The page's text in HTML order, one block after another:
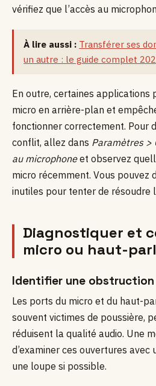
vérifiez que l’accès au
À lire aussi : Transférer ses
un autre : le guide complet
En outre, certaines applications
micro en arrière-plan et
fonctionner correctement. Pour
conflit, allez dans Paramètres >
au microphoneet observez
micro récemment. Vous pouvez
inutiles pour tenter de résoudre
Diagnostiquer et
micro ou haut-
Identifier une obstruction
Les ports du micro et du haut-
souvent victimes de poussière,
réduisent la qualité audio. Une
d’examiner ces ouvertures
une loupe si possible.